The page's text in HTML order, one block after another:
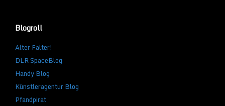
Blogroll
Alter Falter!
DLR SpaceBlog
Handy Blog
Künstleragentur Blog
Pfandpirat